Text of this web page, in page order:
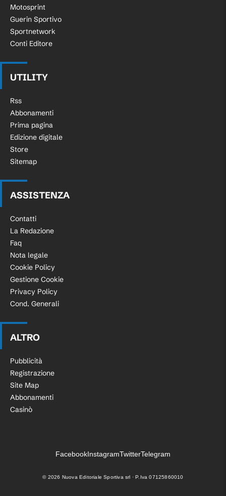
Motosprint
Guerin Sportivo
Sportnetwork
Conti Editore
UTILITY
Rss
Abbonamenti
Prima pagina
Edizione digitale
Store
Sitemap
ASSISTENZA
Contatti
La Redazione
Faq
Nota legale
Cookie Policy
Gestione Cookie
Privacy Policy
Cond. Generali
ALTRO
Pubblicità
Registrazione
Site Map
Abbonamenti
Casinò
FacebookInstagramTwitterTelegram
© 2026 Nuova Editoriale Sportiva srl · P.Iva 07125860010